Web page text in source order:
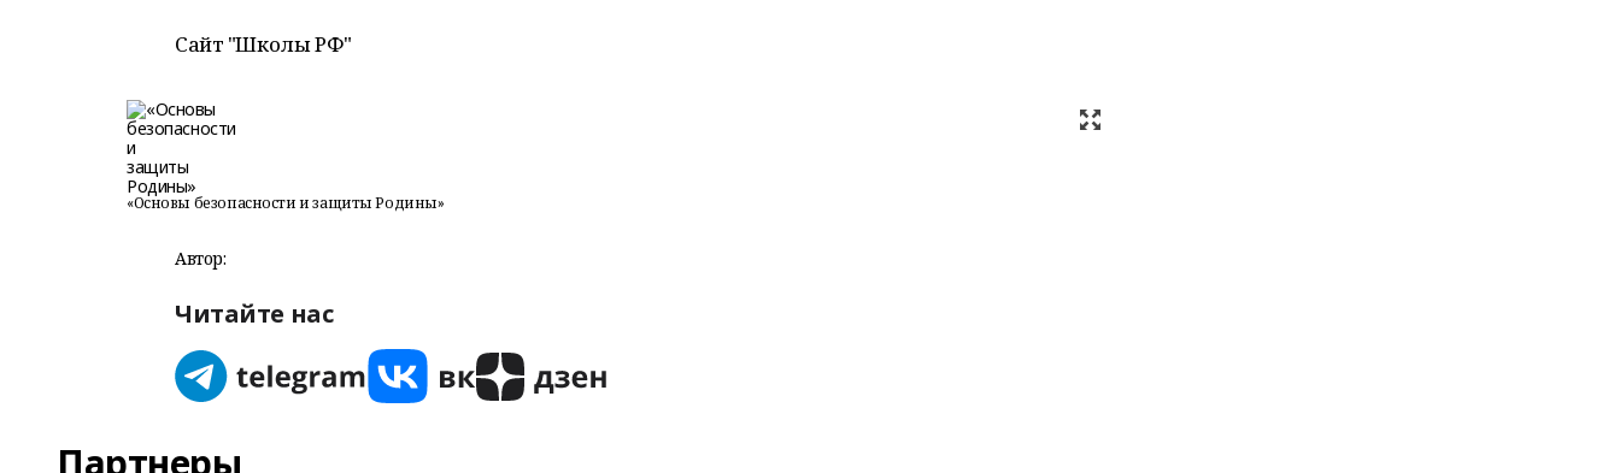
Сайт "Школы РФ"
«Основы безопасности и защиты Родины»
Автор:
Читайте нас
Партнеры